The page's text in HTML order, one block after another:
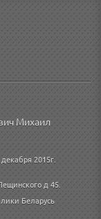
Михаил
2015г.
д 45.
Беларусь